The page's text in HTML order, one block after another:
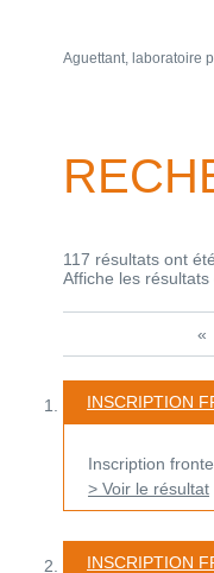
Aguettant, laboratoire
117 résultats ont
Affiche les résultats
«
INSCRIPTION
Inscription
> Voir le résultat
INSCRIPTION